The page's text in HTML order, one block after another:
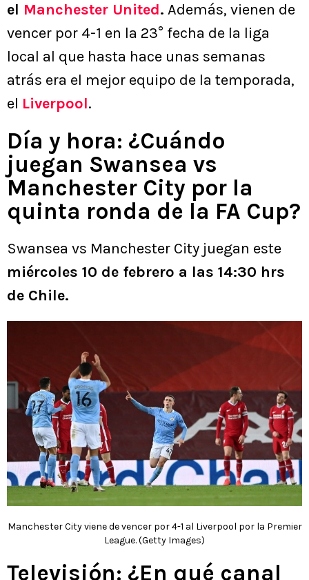
el Manchester United. Además, vienen de
vencer por 4-1 en la 23° fecha de la liga
local al que hasta hace unas semanas
atrás era el mejor equipo de la temporada,
el Liverpool.
Día y hora: ¿Cuándo
juegan Swansea vs
Manchester City por la
quinta ronda de la FA Cup?
Swansea vs Manchester City juegan este
miércoles 10 de febrero a las 14:30 hrs
de Chile.
Manchester City viene de vencer por 4-1 al Liverpool por la Premier
League. (Getty Images)
Televisión: ¿En qué canal